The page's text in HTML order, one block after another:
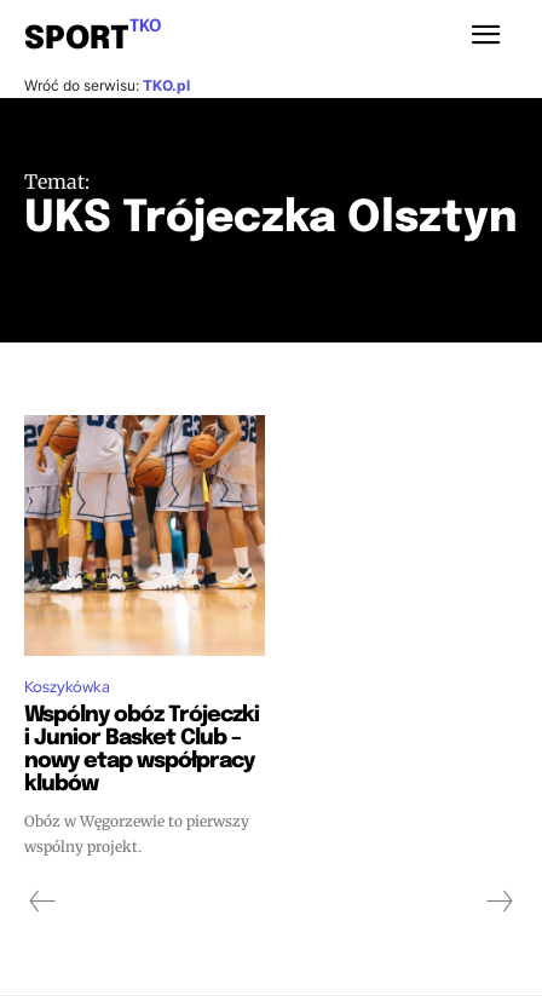
SPORTTKO
Wróć do serwisu: TKO.pl
Temat:
UKS Trójeczka Olsztyn
Koszykówka
Wspólny obóz Trójeczki
i Junior Basket Club –
nowy etap współpracy
klubów
Obóz w Węgorzewie to pierwszy
wspólny projekt.